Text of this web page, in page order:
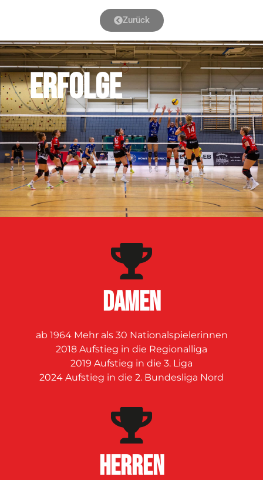
Zurück
ERFOLGE
DAMEN
ab 1964 Mehr als 30 Nationalspielerinnen
2018 Aufstieg in die Regionalliga
2019 Aufstieg in die 3. Liga
2024 Aufstieg in die 2. Bundesliga Nord
Herren